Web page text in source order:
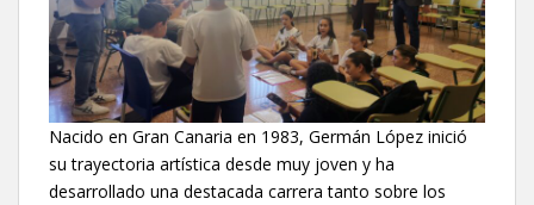
Nacido en Gran Canaria en 1983, Germán López inició
su trayectoria artística desde muy joven y ha
desarrollado una destacada carrera tanto sobre los